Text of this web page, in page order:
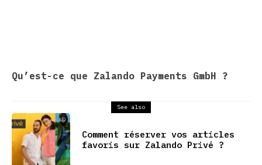
Qu’est-ce que Zalando Payments GmbH ?
See also
Comment réserver vos articles
favoris sur Zalando Privé ?